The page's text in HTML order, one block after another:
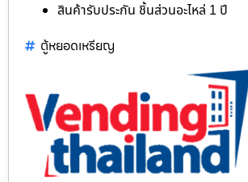
สินค้ารับประกัน ชิ้นส่วนอะไหล่ 1 ปี
ตู้หยอดเหรียญ